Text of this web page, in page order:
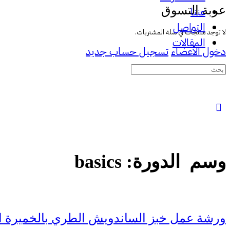
عربة التسوق
لا توجد منتجات في سلة المشتريات.
دخول الأعضاء تسجيل حساب جديد
عننا
التواصل
المقالات
البحث
وسم الدورة: basics
ورشة عمل خبز الساندويش الطري بالخميرة